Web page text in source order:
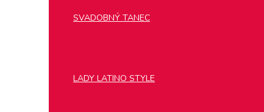
SVADOBNÝ TANEC
LADY LATINO STYLE